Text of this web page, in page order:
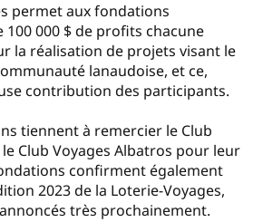
permet aux fondations
100 000 $ de profits chacune
la réalisation de projets visant le
lanaudoise, et ce,
contribution des participants.
tiennent à remercier le Club
Club Voyages Albatros pour leur
confirment également
2023 de la Loterie-Voyages,
très prochainement.